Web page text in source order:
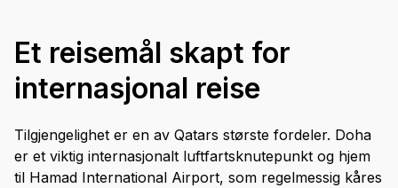
Et reisemål skapt for
internasjonal reise
Tilgjengelighet er en av Qatars største fordeler. Doha
er et viktig internasjonalt luftfartsknutepunkt og hjem
til Hamad International Airport, som regelmessig kåres